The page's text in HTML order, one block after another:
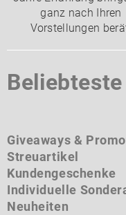
ganz nach Ihren
Vorstellungen
Giveaways &
Streuartikel
Kundengeschenke
Individuelle
Neuheiten